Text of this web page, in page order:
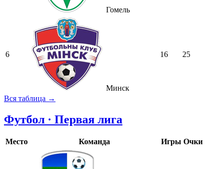
Гомель
6
Минск
16 25
Вся таблица →
Футбол · Первая лига
Место Команда Игры Очки